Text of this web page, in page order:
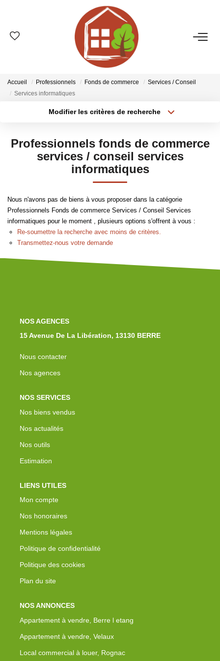
VENTES
ESTIMATION
LOCATIONS
GESTION
LE GROUPE
Nos Agences
Notre Équipe
Nos Actualités
Accueil Professionnels Fonds de commerce
Services / Conseil
Services informatiques
Modifier les critères de recherche
Sélectionnez...
Type de bien
Surface min
Créer une alerte
Professionnels fonds de commerce
services / conseil services
informatiques
Nous n'avons pas de biens à vous proposer dans la catégorie
Professionnels Fonds de commerce Services / Conseil Services
informatiques pour le moment , plusieurs options s'offrent à vous :
Re-soumettre la recherche avec moins de critères.
Transmettez-nous votre demande
NOS AGENCES
15 Avenue De La Libération, 13130 BERRE
Nous contacter
Nos agences
NOS SERVICES
Nos biens vendus
Nos actualités
Nos outils
Estimation
LIENS UTILES
Mon compte
Nos honoraires
Mentions légales
Politique de confidentialité
Politique des cookies
Plan du site
NOS ANNONCES
Appartement à vendre, Berre l etang
Appartement à vendre, Velaux
Local commercial à louer, Rognac